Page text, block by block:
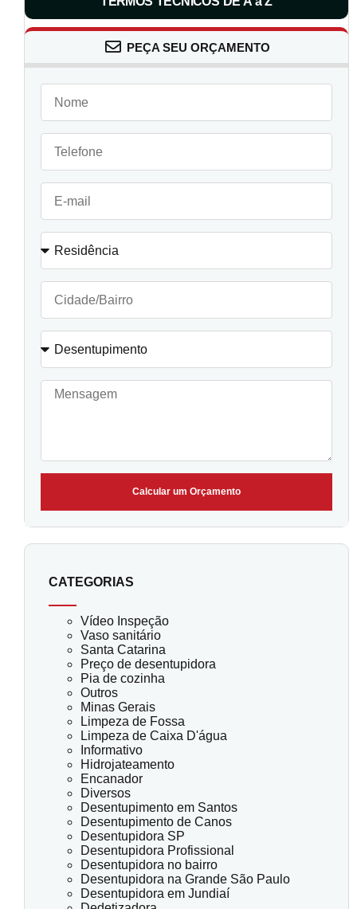
PEÇA SEU ORÇAMENTO
Calcular um Orçamento
CATEGORIAS
Vídeo Inspeção
Vaso sanitário
Santa Catarina
Preço de desentupidora
Pia de cozinha
Outros
Minas Gerais
Limpeza de Fossa
Limpeza de Caixa D'água
Informativo
Hidrojateamento
Encanador
Diversos
Desentupimento em Santos
Desentupimento de Canos
Desentupidora SP
Desentupidora Profissional
Desentupidora no bairro
Desentupidora na Grande São Paulo
Desentupidora em Jundiaí